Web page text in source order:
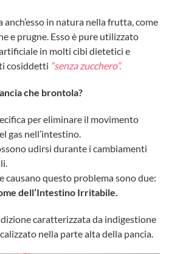
anch’esso in natura nella frutta, come
e prugne. Esso è pure utilizzato
in molti cibi dietetici e
cosiddetti “senza zucchero”.
che brontola?
per eliminare il movimento
gas nell’intestino.
udirsi durante i cambiamenti
causano questo problema sono due:
dell’Intestino Irritabile.
caratterizzata da indigestione
nella parte alta della pancia.